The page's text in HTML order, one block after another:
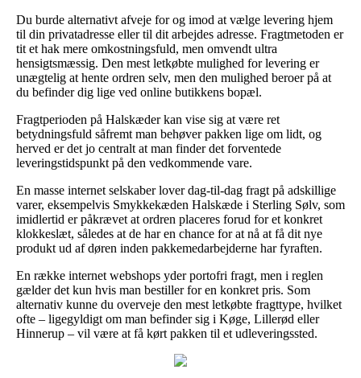
Du burde alternativt afveje for og imod at vælge levering hjem
til din privatadresse eller til dit arbejdes adresse. Fragtmetoden er
tit et hak mere omkostningsfuld, men omvendt ultra
hensigtsmæssig. Den mest letkøbte mulighed for levering er
unægtelig at hente ordren selv, men den mulighed beroer på at
du befinder dig lige ved online butikkens bopæl.
Fragtperioden på Halskæder kan vise sig at være ret
betydningsfuld såfremt man behøver pakken lige om lidt, og
herved er det jo centralt at man finder det forventede
leveringstidspunkt på den vedkommende vare.
En masse internet selskaber lover dag-til-dag fragt på adskillige
varer, eksempelvis Smykkekæden Halskæde i Sterling Sølv, som
imidlertid er påkrævet at ordren placeres forud for et konkret
klokkeslæt, således at de har en chance for at nå at få dit nye
produkt ud af døren inden pakkemedarbejderne har fyraften.
En række internet webshops yder portofri fragt, men i reglen
gælder det kun hvis man bestiller for en konkret pris. Som
alternativ kunne du overveje den mest letkøbte fragttype, hvilket
ofte – ligegyldigt om man befinder sig i Køge, Lillerød eller
Hinnerup – vil være at få kørt pakken til et udleveringssted.